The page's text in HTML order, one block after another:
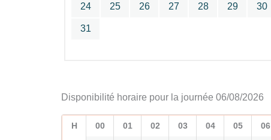
24 25 26 27 28 29 30
31
Disponibilité horaire pour la journée 06/08/2026
H 00 01 02 03 04 05 06